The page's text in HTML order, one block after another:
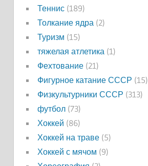
Теннис(189)
Толкание ядра (2)
Туризм (15)
тяжелая атлетика (1)
Фехтование(21)
Фигурное катание СССР (15)
Физкультурники СССР (313)
футбол(73)
Хоккей (86)
Хоккей на траве(5)
Хоккей с мячом (9)